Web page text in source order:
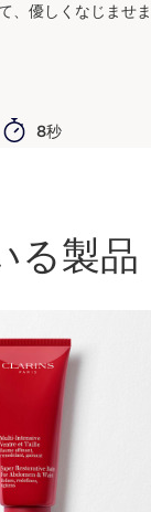
て、優しくなじませ
8秒
る製品